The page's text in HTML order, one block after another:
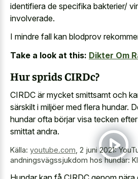
identifiera de specifika bakterier/
involverade.
I mindre fall kan blodprov
Take a look at this: Dikter Om
Hur sprids CIRDc?
CIRDC är mycket smittsamt och
särskilt i miljöer med flera hundar.
hundar ofta börjar visa tecken
smittat andra.
Källa: youtube.com 2 juni 2021:
andningsvägssjukdom hos hundar: